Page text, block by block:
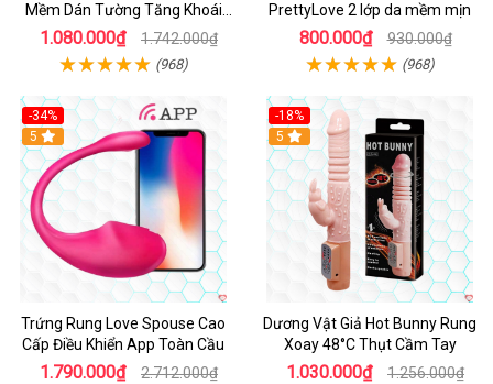
Mềm Dán Tường Tăng Khoái
Cảm
1.080.000₫ 1.742.000₫
(968)
PrettyLove 2 lớp da mềm mịn
800.000₫ 930.000₫
(968)
-34%
5
Trứng Rung Love Spouse Cao
Cấp Điều Khiển App Toàn Cầu
1.790.000₫ 2.712.000₫
-18%
Hot
5
Dương Vật Giả Hot Bunny Rung
Xoay 48°C Thụt Cầm Tay
1.030.000₫ 1.256.000₫